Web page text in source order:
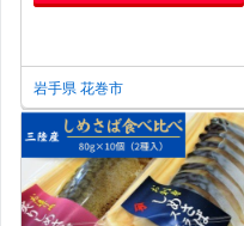
岩手県 花巻市